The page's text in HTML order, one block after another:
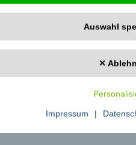
Auswahl
✕
Impressum |